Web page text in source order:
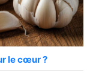
le cœur ?